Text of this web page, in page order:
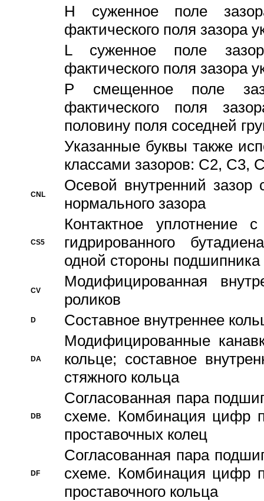
H суженное поле
фактического поля зазора
L суженное поле
фактического поля зазора
P смещенное поле
фактического поля
половину поля соседней
Указанные буквы также
классами зазоров: С2,
CNL
Осевой внутренний зазор
нормального зазора
CS5
Контактное уплотнение
гидрированного
одной стороны подшипника
CV
Модифицированная
роликов
D Составное внутреннее
DA
Модифицированные
кольце; составное
стяжного кольца
DB
Согласованная пара
схеме. Комбинация цифр
проставочных колец
DF
Согласованная пара
схеме. Комбинация цифр
проставочного кольца